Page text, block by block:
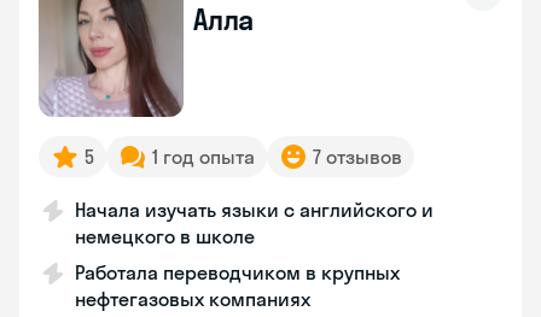
Алла
5 1 год опыта 7 отзывов
Начала изучать языки с английского и
немецкого в школе
Работала переводчиком в крупных
нефтегазовых компаниях